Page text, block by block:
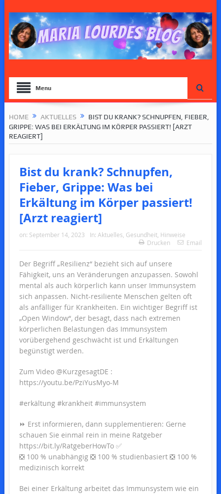
Menu
HOME AKTUELLES
BIST DU KRANK? SCHNUPFEN, FIEBER,
GRIPPE: WAS BEI ERKÄLTUNG IM KÖRPER PASSIERT! [ARZT
REAGIERT]
Bist du krank? Schnupfen,
Fieber, Grippe: Was bei
Erkältung im Körper passiert!
[Arzt reagiert]
on: September 14, 2023 In: Aktuelles, Gesundheit, Hinweise
Drucken
Email
Der Begriff „Resilienz“ bezieht sich auf unsere
Fähigkeit, uns an Veränderungen anzupassen. Sowohl
mental als auch körperlich kann unser Immunsystem
sich anpassen. Nicht-resiliente Menschen gelten oft
als anfälliger für Krankheiten. Ein wichtiger Begriff ist
„Open Window“, der besagt, dass nach extremen
körperlichen Belastungen das Immunsystem
vorübergehend geschwächt ist und Erkältungen
begünstigt werden.
Zum Video @KurzgesagtDE :
https://youtu.be/PziYusMyo-M
#erkältung #krankheit #immunsystem
⏩ Erst informieren, dann supplementieren: Gerne
schauen Sie einmal rein in meine Ratgeber
https://bit.ly/RatgeberHowTo ✅
❎ 100 % unabhängig ❎ 100 % studienbasiert ❎ 100 %
medizinisch korrekt
Bei einer Erkältung arbeitet das Immunsystem wie ein